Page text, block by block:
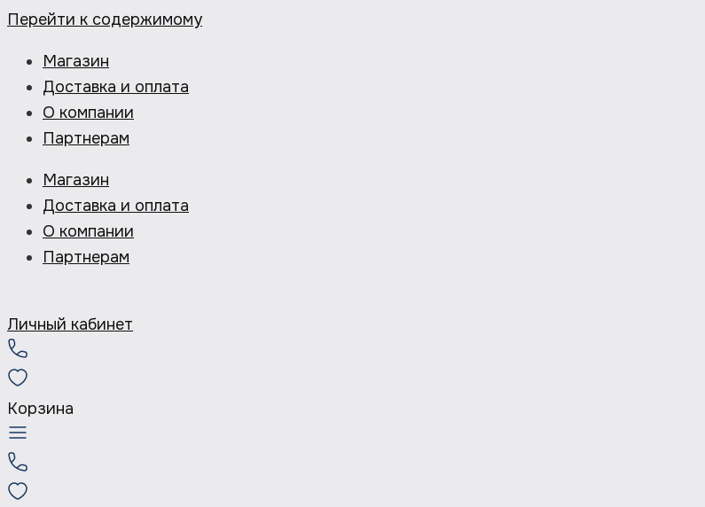
Перейти к содержимому
Магазин
Доставка и оплата
О компании
Партнерам
Магазин
Доставка и оплата
О компании
Партнерам
Личный кабинет
Корзина